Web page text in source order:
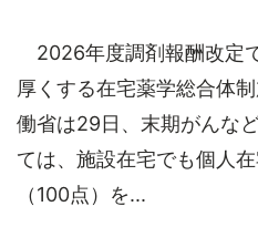
2026年度調剤報酬改定
厚くする在宅薬学総合体
働省は29日、末期がんな
ては、施設在宅でも個人
（100点）を...